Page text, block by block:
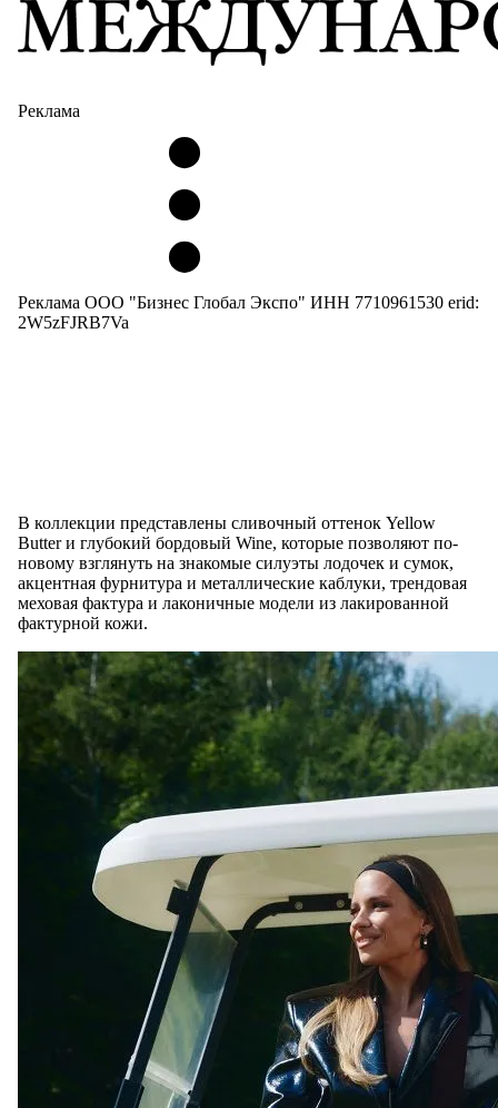
Реклама
Реклама ООО "Бизнес Глобал Экспо" ИНН 7710961530 erid:
2W5zFJRB7Va
В коллекции представлены сливочный оттенок Yellow
Butter и глубокий бордовый Wine, которые позволяют по-
новому взглянуть на знакомые силуэты лодочек и сумок,
акцентная фурнитура и металлические каблуки, трендовая
меховая фактура и лаконичные модели из лакированной
фактурной кожи.